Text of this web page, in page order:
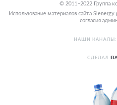
© 2011–2022 Группа
Использование материалов сайта
согласия
НАШИ КАНАЛЫ:
СДЕЛАЛ